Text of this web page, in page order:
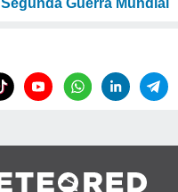
Segunda Guerra Mundial